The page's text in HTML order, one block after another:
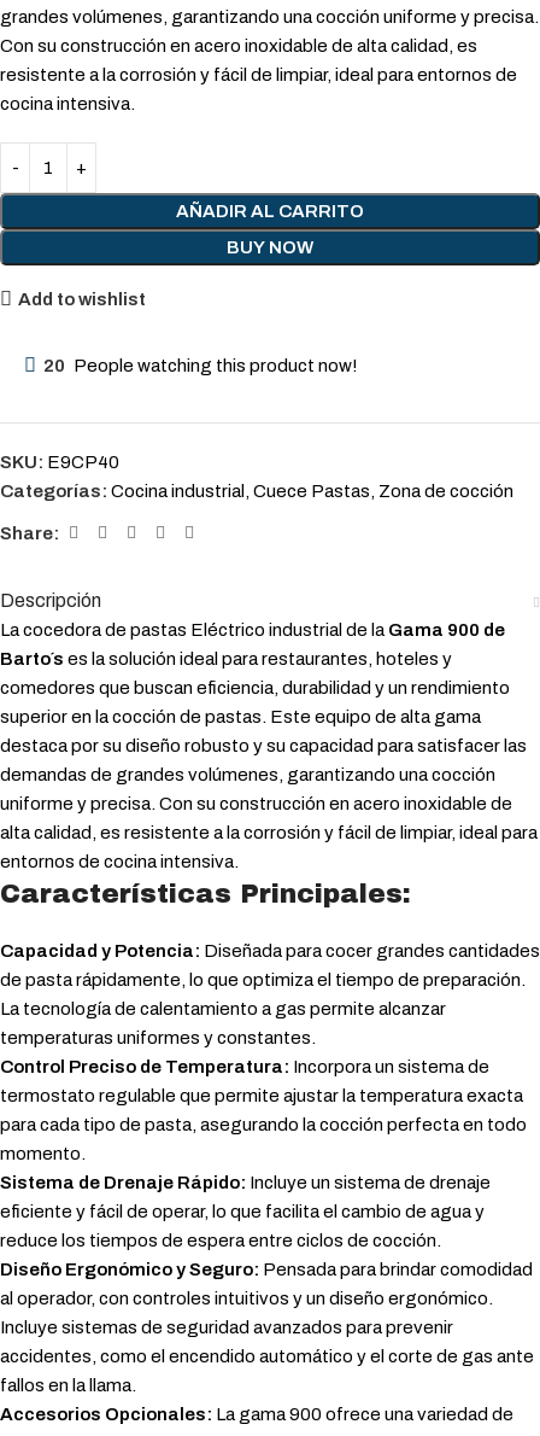
grandes volúmenes, garantizando una cocción uniforme y precisa.
Con su construcción en acero inoxidable de alta calidad, es
resistente a la corrosión y fácil de limpiar, ideal para entornos de
cocina intensiva.
AÑADIR AL CARRITO
BUY NOW
Add to wishlist
20 People watching this product now!
SKU: E9CP40
Categorías: Cocina industrial , Cuece Pastas, Zona de cocción
Share:
Descripción
La cocedora de pastas Eléctrico industrial de la Gama 900 de
Barto´s es la solución ideal para restaurantes, hoteles y
comedores que buscan eficiencia, durabilidad y un rendimiento
superior en la cocción de pastas. Este equipo de alta gama
destaca por su diseño robusto y su capacidad para satisfacer las
demandas de grandes volúmenes, garantizando una cocción
uniforme y precisa. Con su construcción en acero inoxidable de
alta calidad, es resistente a la corrosión y fácil de limpiar, ideal para
entornos de cocina intensiva.
Características Principales:
Capacidad y Potencia: Diseñada para cocer grandes cantidades
de pasta rápidamente, lo que optimiza el tiempo de preparación.
La tecnología de calentamiento a gas permite alcanzar
temperaturas uniformes y constantes.
Control Preciso de Temperatura: Incorpora un sistema de
termostato regulable que permite ajustar la temperatura exacta
para cada tipo de pasta, asegurando la cocción perfecta en todo
momento.
Sistema de Drenaje Rápido: Incluye un sistema de drenaje
eficiente y fácil de operar, lo que facilita el cambio de agua y
reduce los tiempos de espera entre ciclos de cocción.
Diseño Ergonómico y Seguro: Pensada para brindar comodidad
al operador, con controles intuitivos y un diseño ergonómico.
Incluye sistemas de seguridad avanzados para prevenir
accidentes, como el encendido automático y el corte de gas ante
fallos en la llama.
Accesorios Opcionales: La gama 900 ofrece una variedad de